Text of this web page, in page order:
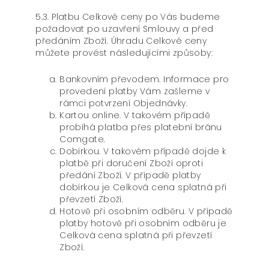
5.3. Platbu Celkové ceny po Vás budeme
požadovat po uzavření Smlouvy a před
předáním Zboží. Úhradu Celkové ceny
můžete provést následujícími způsoby:
Bankovním převodem. Informace pro
provedení platby Vám zašleme v
rámci potvrzení Objednávky.
Kartou online. V takovém případě
probíhá platba přes platební bránu
Comgate.
Dobírkou. V takovém případě dojde k
platbě při doručení Zboží oproti
předání Zboží. V případě platby
dobírkou je Celková cena splatná při
převzetí Zboží.
Hotově při osobním odběru. V případě
platby hotově při osobním odběru je
Celková cena splatná při převzetí
Zboží.